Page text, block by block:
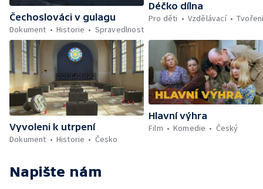
Čechoslováci v gulagu
Dokument
Historie Spravedlnost
Déčko dílna
Pro děti
Vzdělávací
Vyvoleni k utrpení
Dokument
Historie Česko
Hlavní výhra
Film
Komedie Český
Napište nám